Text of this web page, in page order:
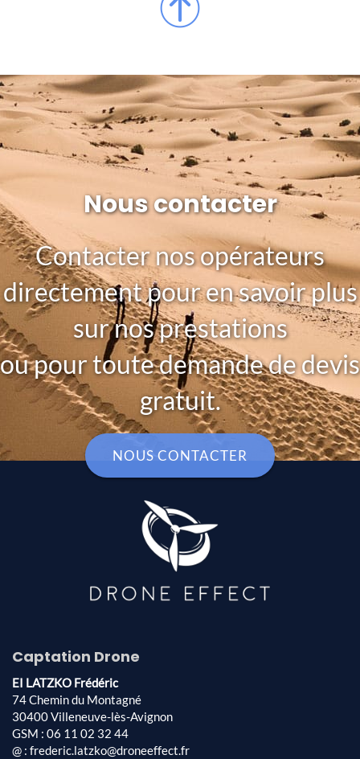
Nous contacter
Contacter nos opérateurs
directement pour en savoir plus
sur nos prestations
ou pour toute demande de devis
gratuit.
NOUS CONTACTER
Captation Drone
EI LATZKO Frédéric
74 Chemin du Montagné
30400 Villeneuve-lès-Avignon
GSM : 06 11 02 32 44
@ : frederic.latzko@droneeffect.fr